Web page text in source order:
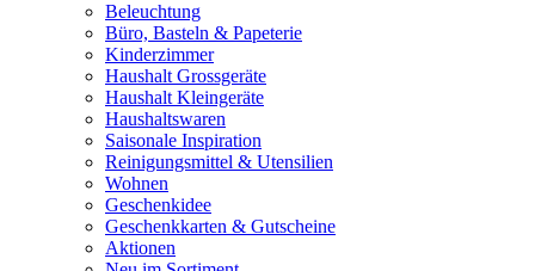
Beleuchtung
Büro, Basteln & Papeterie
Kinderzimmer
Haushalt Grossgeräte
Haushalt Kleingeräte
Haushaltswaren
Saisonale Inspiration
Reinigungsmittel & Utensilien
Wohnen
Geschenkidee
Geschenkkarten & Gutscheine
Aktionen